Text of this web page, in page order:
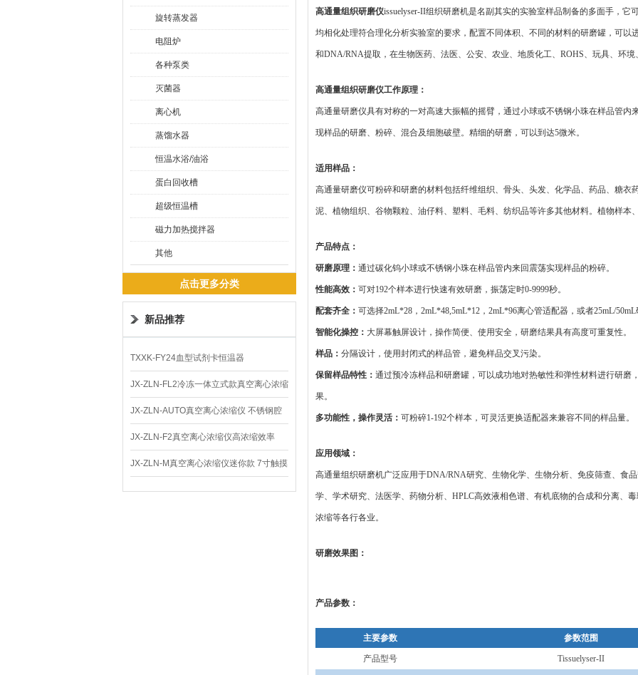
旋转蒸发器
电阻炉
各种泵类
灭菌器
离心机
蒸馏水器
恒温水浴/油浴
蛋白回收槽
超级恒温槽
磁力加热搅拌器
其他
点击更多分类
新品推荐
TXXK-FY24血型试剂卡恒温器
JX-ZLN-FL2冷冻一体立式款真空离心浓缩
仪 低温功能
JX-ZLN-AUTO真空离心浓缩仪 不锈钢腔
体
JX-ZLN-F2真空离心浓缩仪高浓缩效率
JX-ZLN-M真空离心浓缩仪迷你款 7寸触摸
屏
高通量组织研磨仪issuelyser-II组织研磨机是名副其实的实验室样品制备的多面手，它
均相化处理符合理化分析实验室的要求，配置不同体积、不同的材料的研磨罐，可以
和DNA/RNA提取，在生物医药、法医、公安、农业、地质化工、ROHS、玩具、环境
高通量组织研磨仪工作原理：
高通量研磨仪具有对称的一对高速大振幅的摇臂，通过小球或不锈钢小珠在样品管内
现样品的研磨、粉碎、混合及细胞破壁。精细的研磨，可以到达5微米。
适用样品：
高通量研磨仪可粉碎和研磨的材料包括纤维组织、骨头、头发、化学品、药品、糖衣
泥、植物组织、谷物颗粒、油仔料、塑料、毛料、纺织品等许多其他材料。植物样本
产品特点：
研磨原理： 通过碳化钨小球或不锈钢小珠在样品管内来回震荡实现样品的粉碎。
性能高效： 可对192个样本进行快速有效研磨，振荡定时0-9999秒。
配套齐全： 可选择2mL*28，2mL*48,5mL*12，2mL*96离心管适配器，或者25mL/
智能化操控： 大屏幕触屏设计，操作简便、使用安全，研磨结果具有高度可重复性。
样品： 分隔设计，使用封闭式的样品管，避免样品交叉污染。
保留样品特性： 通过预冷冻样品和研磨罐，可以成功地对热敏性和弹性材料进行研磨
果。
多功能性，操作灵活： 可粉碎1-192个样本，可灵活更换适配器来兼容不同的样品量。
应用领域：
高通量组织研磨机广泛应用于DNA/RNA研究、生物化学、生物分析、免疫筛查、食
学、学术研究、法医学、药物分析、HPLC高效液相色谱、有机底物的合成和分离、
浓缩等各行各业。
研磨效果图：
产品参数：
主要参数 参数范围
产品型号 Tissuelyser-II